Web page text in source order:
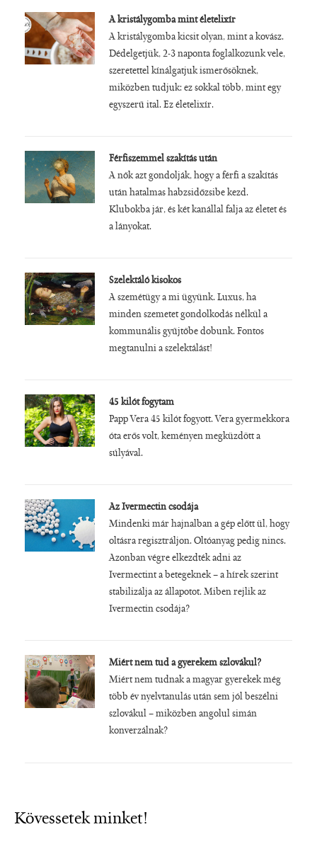
A kristálygomba mint életelixír
A kristálygomba kicsit olyan, mint a kovász.
Dédelgetjük, 2-3 naponta foglalkozunk vele,
szeretettel kínálgatjuk ismerősöknek,
miközben tudjuk: ez sokkal több, mint egy
egyszerű ital. Ez életelixír.
Férfiszemmel szakítás után
A nők azt gondolják, hogy a férfi a szakítás
után hatalmas habzsidőzsibe kezd.
Klubokba jár, és két kanállal falja az életet és
a lányokat.
Szelektáló kisokos
A szemétügy a mi ügyünk. Luxus, ha
minden szemetet gondolkodás nélkül a
kommunális gyűjtőbe dobunk. Fontos
megtanulni a szelektálást!
45 kilót fogytam
Papp Vera 45 kilót fogyott. Vera gyermekkora
óta erős volt, keményen megküzdött a
súlyával.
Az Ivermectin csodája
Mindenki már hajnalban a gép előtt ül, hogy
oltásra regisztráljon. Oltóanyag pedig nincs.
Azonban végre elkezdték adni az
Ivermectint a betegeknek – a hírek szerint
stabilizálja az állapotot. Miben rejlik az
Ivermectin csodája?
Miért nem tud a gyerekem szlovákul?
Miért nem tudnak a magyar gyerekek még
több év nyelvtanulás után sem jól beszélni
szlovákul – miközben angolul simán
konverzálnak?
Kövessetek minket!